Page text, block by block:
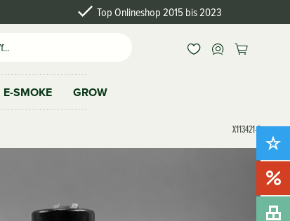
Top Onlineshop 2015 bis 2023
E-SMOKE GROW
X113421-2
Neu!